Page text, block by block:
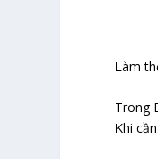
Làm
Trong
Khi